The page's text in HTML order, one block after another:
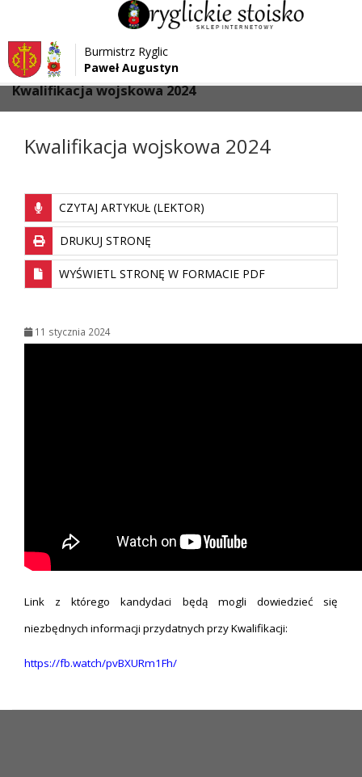
Przejdź do menu
Przejdź do głównej treści strony
Przejdź do stopki strony
Burmistrz Ryglic
Paweł Augustyn
Strona główna > Aktualności
Kwalifikacja wojskowa 2024
Kwalifikacja wojskowa 2024
CZYTAJ ARTYKUŁ (LEKTOR)
DRUKUJ STRONĘ
WYŚWIETL STRONĘ W FORMACIE PDF
11 stycznia 2024
Link z którego kandydaci będą mogli dowiedzieć się
niezbędnych informacji przydatnych przy Kwalifikacji:
https://fb.watch/pvBXURm1Fh/